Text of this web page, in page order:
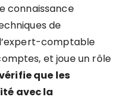
connaissance
de
comptable
et joue un rôle
que les
avec la